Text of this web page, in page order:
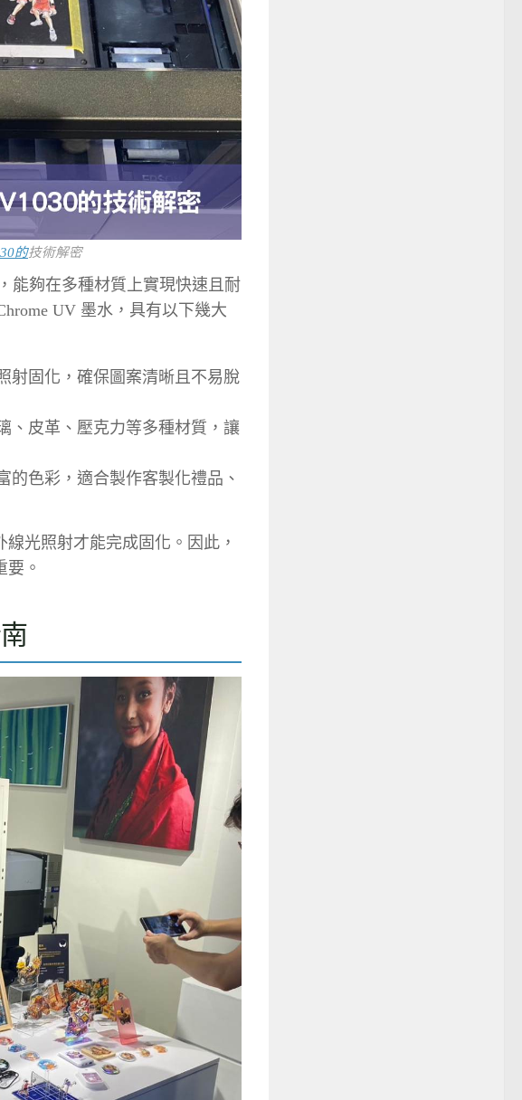
的技術解密
能夠在多種材質上實現快速且耐
UV 墨水，具有以下幾大
射固化，確保圖案清晰且不易脫
、皮革、壓克力等多種材質，讓
的色彩，適合製作客製化禮品、
光照射才能完成固化。因此，
。